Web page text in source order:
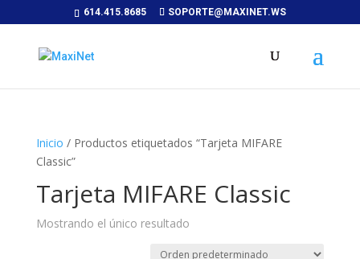
614.415.8685 SOPORTE@MAXINET.WS
Inicio / Productos etiquetados “Tarjeta MIFARE
Classic”
Tarjeta MIFARE Classic
Mostrando el único resultado